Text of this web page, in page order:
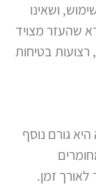
ושאינו
שהעזר מצויד
בטיחות
גורם נוסף
זמן.